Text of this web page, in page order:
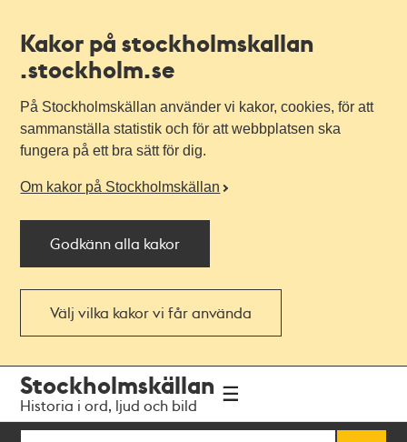
Kakor på stockholmskallan
.stockholm.se
På Stockholmskällan använder vi kakor, cookies, för att
sammanställa statistik och för att webbplatsen ska
fungera på ett bra sätt för dig.
Om kakor på Stockholmskällan
Godkänn alla kakor
Välj vilka kakor vi får använda
navigationen
huvudinnehållet
Stockholmskällan
Historia i ord, ljud och bild
Sök